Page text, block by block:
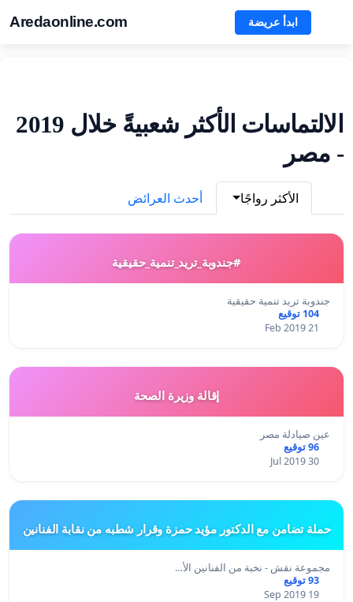
Aredaonline.com ابدأ عريضة
الالتماسات الأكثر شعبيةً خلال 2019
- مصر
الأكثر رواجًا أحدث العرائض
#جندوبة_تريد_تنمية_حقيقية
جندوبة تريد تنمية حقيقية
104 توقيع
21 Feb 2019
إقالة وزيرة الصحة
عين صيادلة مصر
96 توقيع
30 Jul 2019
حملة تضامن مع الدكتور مؤيد حمزة وقرار شطبه من نقابة الفنانين
مجموعة نقش - نخبة من الفنانين الأ…
93 توقيع
19 Sep 2019